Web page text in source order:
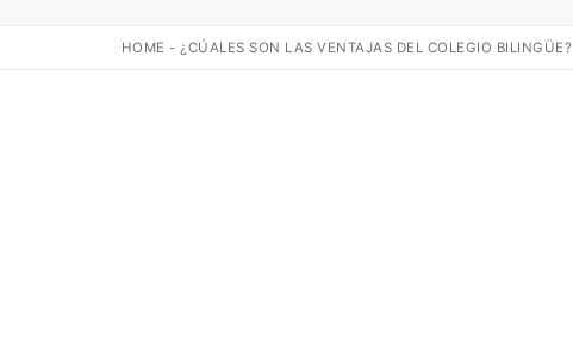
HOME -¿CÚALES SON LAS VENTAJAS DEL COLEGIO BILINGÜE?